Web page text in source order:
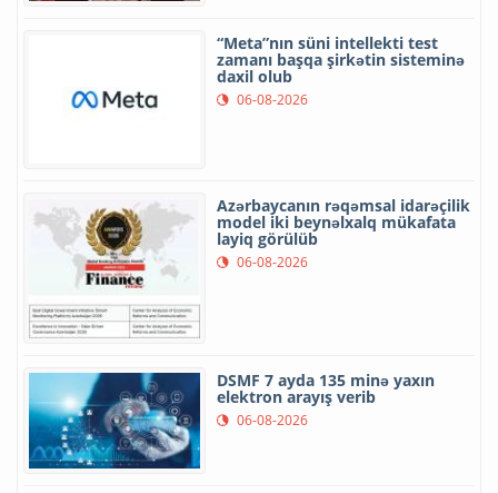
“Meta”nın süni intellekti test
zamanı başqa şirkətin sisteminə
daxil olub
06-08-2026
Azərbaycanın rəqəmsal idarəçilik
model iki beynəlxalq mükafata
layiq görülüb
06-08-2026
DSMF 7 ayda 135 minə yaxın
elektron arayış verib
06-08-2026